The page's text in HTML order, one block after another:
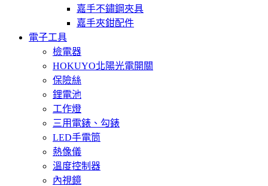
嘉手不鏽鋼夾具
嘉手夾鉗配件
電子工具
檢電器
HOKUYO北陽光電開關
保險絲
鋰電池
工作燈
三用電錶、勾錶
LED手電筒
熱像儀
溫度控制器
內視鏡